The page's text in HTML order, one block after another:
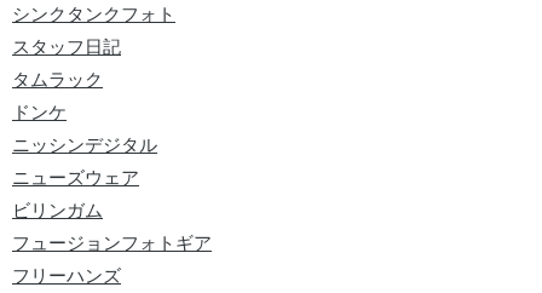
シンクタンクフォト
スタッフ日記
タムラック
ドンケ
ニッシンデジタル
ニューズウェア
ビリンガム
フュージョンフォトギア
フリーハンズ